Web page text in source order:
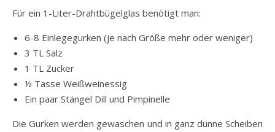
Für ein 1-Liter-Drahtbügelglas benötigt man:
6-8 Einlegegurken (je nach Größe mehr oder weniger)
3 TL Salz
1 TL Zucker
½ Tasse Weißweinessig
Ein paar Stängel Dill und Pimpinelle
Die Gurken werden gewaschen und in ganz dünne Scheiben